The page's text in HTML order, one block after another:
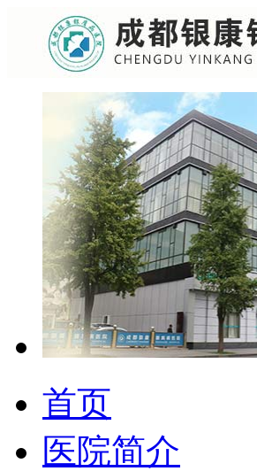
首页
医院简介